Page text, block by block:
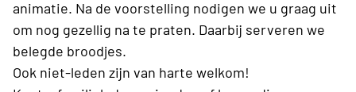
animatie. Na de voorstelling nodigen we u graag uit
om nog gezellig na te praten. Daarbij serveren we
belegde broodjes.
Ook niet-leden zijn van harte welkom!